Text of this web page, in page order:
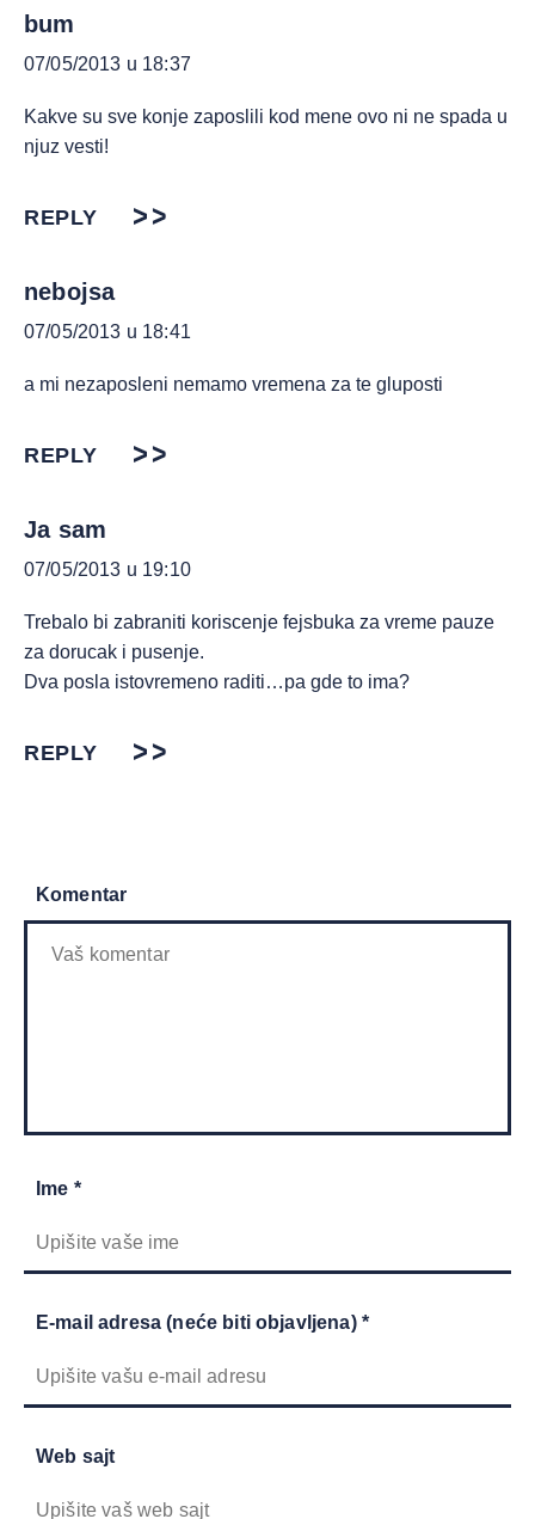
bum
07/05/2013 u 18:37
Kakve su sve konje zaposlili kod mene ovo ni ne spada u
njuz vesti!
REPLY
nebojsa
07/05/2013 u 18:41
a mi nezaposleni nemamo vremena za te gluposti
REPLY
Ja sam
07/05/2013 u 19:10
Trebalo bi zabraniti koriscenje fejsbuka za vreme pauze
za dorucak i pusenje.
Dva posla istovremeno raditi…pa gde to ima?
REPLY
Komentar
Ime *
E-mail adresa (neće biti objavljena) *
Web sajt